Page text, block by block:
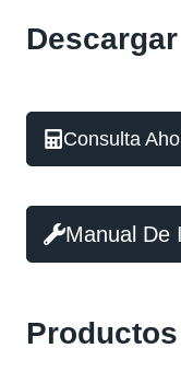
Descargar
Consulta
Manual De